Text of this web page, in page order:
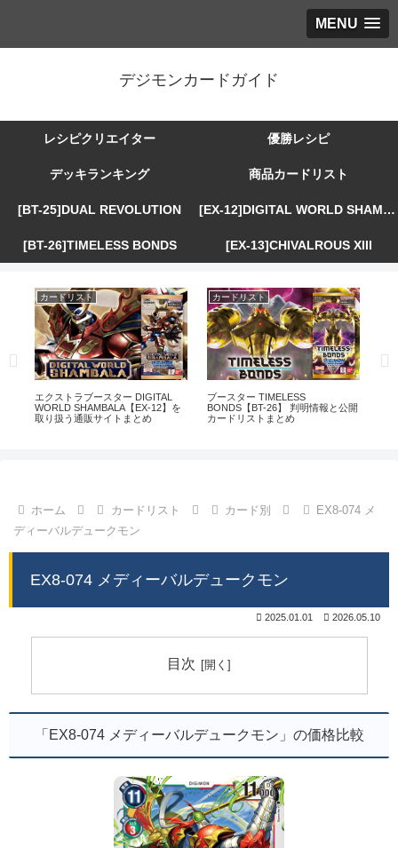
MENU
デジモンカードガイド
レシピクリエイター 優勝レシピ
デッキランキング 商品カードリスト
[BT-25]DUAL REVOLUTION [EX-12]DIGITAL WORLD SHAMBALA
[BT-26]TIMELESS BONDS [EX-13]CHIVALROUS XIII
カードリスト
エクストラブースター DIGITAL
WORLD SHAMBALA【EX-12】を
取り扱う通販サイトまとめ
カードリスト
ブースター TIMELESS
BONDS【BT-26】 判明情報と公開
カードリストまとめ
ホーム カードリスト カード別
EX8-074 メ
ディーバルデュークモン
EX8-074 メディーバルデュークモン
2025.01.01 2026.05.10
目次
「EX8-074 メディーバルデュークモン」の価格比較